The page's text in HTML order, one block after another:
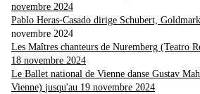
novembre 2024
Pablo Heras-Casado dirige Schubert,
novembre 2024
Les Maîtres chanteurs de Nuremberg (Teatro
18 novembre 2024
Le Ballet national de Vienne danse Gustav
Vienne) jusqu'au 19 novembre 2024